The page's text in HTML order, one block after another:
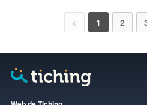
< 1 2